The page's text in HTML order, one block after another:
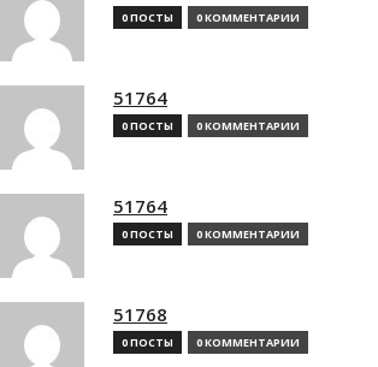
0 ПОСТЫ 0 КОММЕНТАРИИ
51764
0 ПОСТЫ 0 КОММЕНТАРИИ
51764
0 ПОСТЫ 0 КОММЕНТАРИИ
51768
0 ПОСТЫ 0 КОММЕНТАРИИ